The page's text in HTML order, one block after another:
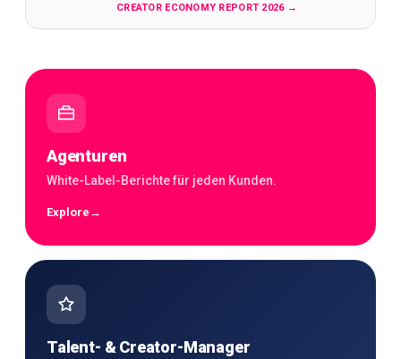
CREATOR ECONOMY REPORT 2026→
Agenturen
White-Label-Berichte für jeden Kunden.
Explore →
Talent- & Creator-Manager